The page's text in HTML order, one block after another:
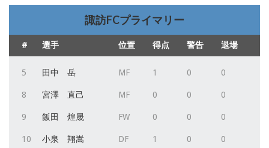
諏訪FCプライマリー
# 選手 位置 得点 警告 退場
5 田中 岳 MF 1 0 0
8 宮澤 直己 MF 0 0 0
9 飯田 煌晟 FW 0 0 0
10 小泉 翔嵩 DF 1 0 0